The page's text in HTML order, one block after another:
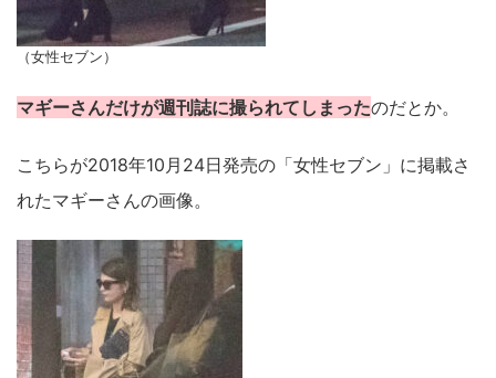
（女性セブン）
マギーさんだけが週刊誌に撮られてしまったのだとか。
こちらが2018年10月24日発売の「女性セブン」に掲載さ
れたマギーさんの画像。